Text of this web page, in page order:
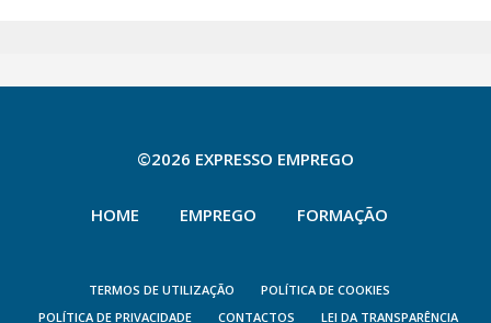
©2026 EXPRESSO EMPREGO
HOME EMPREGO FORMAÇÃO
TERMOS DE UTILIZAÇÃO
POLÍTICA DE COOKIES
POLÍTICA DE PRIVACIDADE
CONTACTOS LEI DA TRANSPARÊNCIA